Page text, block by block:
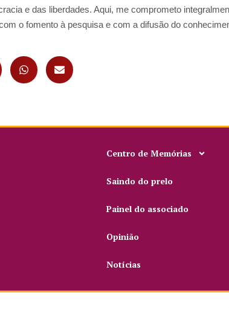
e das liberdades. Aqui, me comprometo
o fomento à pesquisa e com a difusão do
Centro de Memórias
Saindo do prelo
Painel do associado
Opinião
Notícias